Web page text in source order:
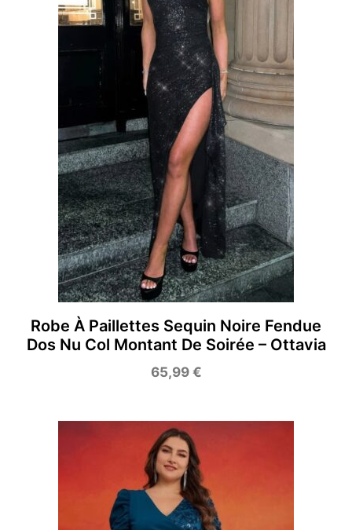
Robe À Paillettes Sequin Noire Fendue
Dos Nu Col Montant De Soirée – Ottavia
65,99€